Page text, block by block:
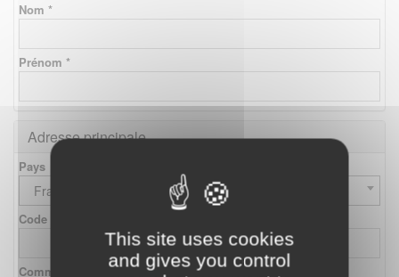
This site uses cookies
and gives you control
Nom *
Prénom *
Adresse principale
Pays
France
Code postal
Commune